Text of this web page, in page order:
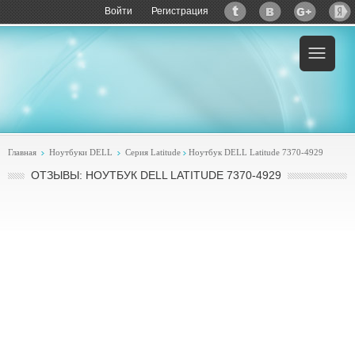
Войти Регистрация
Главная Ноутбуки DELL Серия Latitude Ноутбук DELL Latitude 7370-4929
ОТЗЫВЫ: НОУТБУК DELL LATITUDE 7370-4929